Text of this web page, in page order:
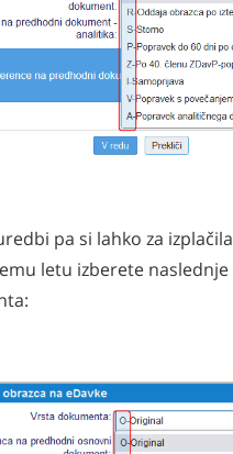
pa si lahko za
letu izberete